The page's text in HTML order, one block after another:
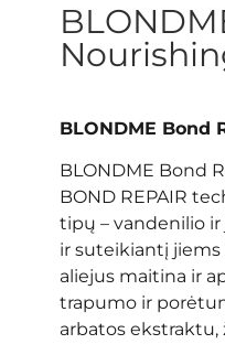
BLONDME Bond
BLONDME Bond
BOND REPAIR
tipų – vandenilio
ir suteikiantį
aliejus maitina ir
trapumo ir
arbatos ekstraktu,